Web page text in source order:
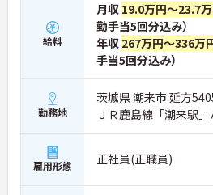
給料
月収 19.0万円～23.7
勤手当5回分込み）
年収 267万円～336万
手当5回分込み）
勤務地
茨城県 潮来市 延方
ＪＲ鹿島線「潮来駅
雇用形態 正社員(正職員)